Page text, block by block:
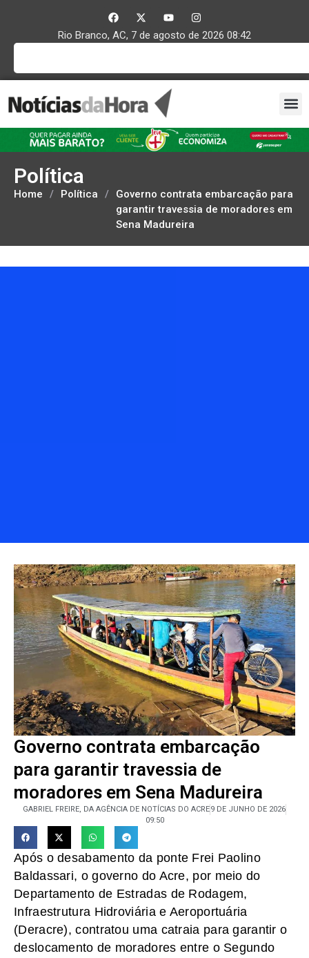
Rio Branco, AC, 7 de agosto de 2026 08:42
Política
Home / Política /
Governo contrata embarcação para
garantir travessia de moradores em
Sena Madureira
Governo contrata embarcação
para garantir travessia de
moradores em Sena Madureira
GABRIEL FREIRE, DA AGÊNCIA DE NOTÍCIAS DO ACRE9 DE JUNHO DE 2026
09:50
Após o desabamento da ponte Frei Paolino
Baldassari, o governo do Acre, por meio do
Departamento de Estradas de Rodagem,
Infraestrutura Hidroviária e Aeroportuária
(Deracre), contratou uma catraia para garantir o
deslocamento de moradores entre o Segundo